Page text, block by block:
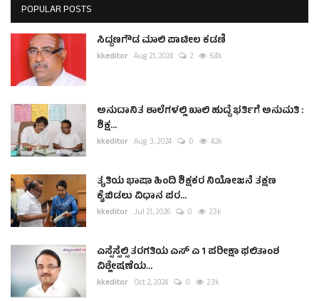
POPULAR POSTS
ಸಿದ್ದಣಗೌಡ ಮಾಲಿ ಪಾಟೀಲ ಕಡಣಿ
kkeditor Aug 21, 2024 2 6.4k
ಅನುದಾನಿತ ಶಾಲೆಗಳಲ್ಲಿ ಖಾಲಿ ಹುದ್ದೆ ಭರ್ತಿಗೆ ಅನುಮತಿ :
ಶಿಕ್ಷ...
kkeditor Aug 3, 2024 0 4.2k
ತೃತಿಯ ಭಾಷಾ ಹಿಂದಿ ಶಿಕ್ಷಕರ ನಿಯೋಜನೆ ತಕ್ಷಣ
ಕೈಬಿಡಲು ವಿಧಾನ ಪರ...
kkeditor Jul 21, 2026 0 2.3k
ಎಸ್ಸೆಸ್ಸೆಲ್ಸಿ ತರಗತಿಯ ಎಸ್ ಎ 1 ಪರೀಕ್ಷಾ ಫಲಿತಾಂಶ
ವಿಶ್ಲೇಷಣೆಯ...
kkeditor Oct 2, 2024 0 2.3k